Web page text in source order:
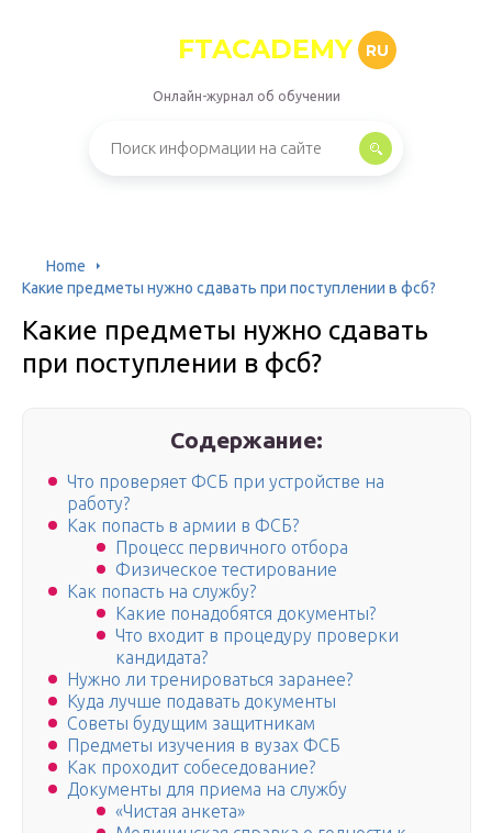
FTACADEMY RU
Онлайн-журнал об обучении
Home
Какие предметы нужно сдавать при поступлении в фсб?
Какие предметы нужно сдавать
при поступлении в фсб?
Содержание:
Что проверяет ФСБ при устройстве на
работу?
Как попасть в армии в ФСБ?
Процесс первичного отбора
Физическое тестирование
Как попасть на службу?
Какие понадобятся документы?
Что входит в процедуру проверки
кандидата?
Нужно ли тренироваться заранее?
Куда лучше подавать документы
Советы будущим защитникам
Предметы изучения в вузах ФСБ
Как проходит собеседование?
Документы для приема на службу
«Чистая анкета»